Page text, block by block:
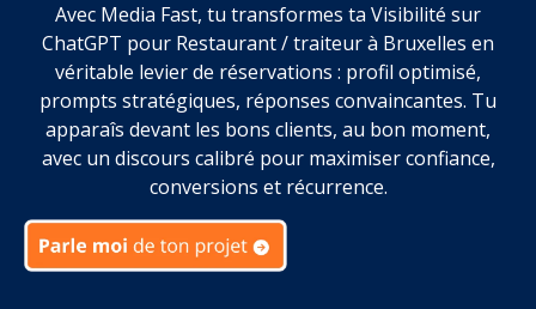
Avec Media Fast, tu transformes ta Visibilité sur
ChatGPT pour Restaurant / traiteur à Bruxelles en
véritable levier de réservations : profil optimisé,
prompts stratégiques, réponses convaincantes. Tu
apparaîs devant les bons clients, au bon moment,
avec un discours calibré pour maximiser confiance,
conversions et récurrence.